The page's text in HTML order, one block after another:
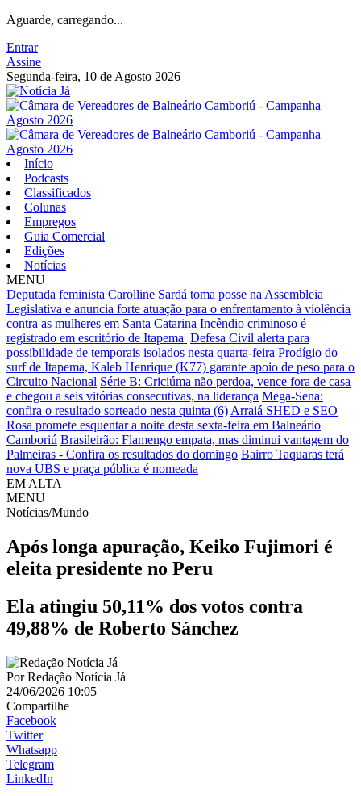
Aguarde, carregando...
Entrar
Assine
Segunda-feira, 10 de Agosto 2026
Início
Podcasts
Classificados
Colunas
Empregos
Guia Comercial
Edições
Notícias
MENU
Deputada feminista Carolline Sardá toma posse na Assembleia
Legislativa e anuncia forte atuação para o enfrentamento à violência
contra as mulheres em Santa Catarina Incêndio criminoso é
registrado em escritório de Itapema Defesa Civil alerta para
possibilidade de temporais isolados nesta quarta-feira Prodígio do
surf de Itapema, Kaleb Henrique (K77) garante apoio de peso para o
Circuito Nacional Série B: Criciúma não perdoa, vence fora de casa
e chegou a seis vitórias consecutivas, na liderança Mega-Sena:
confira o resultado sorteado nesta quinta (6) Arraiá SHED e SEO
Rosa promete esquentar a noite desta sexta-feira em Balneário
Camboriú Brasileirão: Flamengo empata, mas diminui vantagem do
Palmeiras - Confira os resultados do domingo Bairro Taquaras terá
nova UBS e praça pública é nomeada
EM ALTA
MENU
Notícias/Mundo
Após longa apuração, Keiko Fujimori é
eleita presidente no Peru
Ela atingiu 50,11% dos votos contra
49,88% de Roberto Sánchez
PorRedação Notícia Já
24/06/2026 10:05
Compartilhe
Facebook
Twitter
Whatsapp
Telegram
LinkedIn